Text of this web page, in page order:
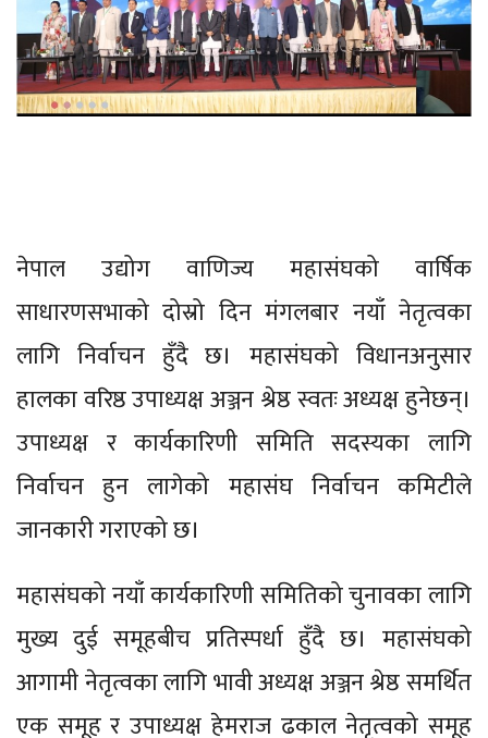
नेपाल उद्योग वाणिज्य महासंघको वार्षिक
साधारणसभाको दोस्रो दिन मंगलबार नयाँ नेतृत्वका
लागि निर्वाचन हुँदै छ। महासंघको विधानअनुसार
हालका वरिष्ठ उपाध्यक्ष अञ्जन श्रेष्ठ स्वतः अध्यक्ष हुनेछन्।
उपाध्यक्ष र कार्यकारिणी समिति सदस्यका लागि
निर्वाचन हुन लागेको महासंघ निर्वाचन कमिटीले
जानकारी गराएको छ।
महासंघको नयाँ कार्यकारिणी समितिको चुनावका लागि
मुख्य दुई समूहबीच प्रतिस्पर्धा हुँदै छ। महासंघको
आगामी नेतृत्वका लागि भावी अध्यक्ष अञ्जन श्रेष्ठ समर्थित
एक समूह र उपाध्यक्ष हेमराज ढकाल नेतृत्वको समूह